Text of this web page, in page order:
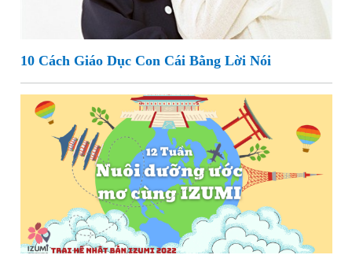
10 Cách Giáo Dục Con Cái Bằng Lời Nói